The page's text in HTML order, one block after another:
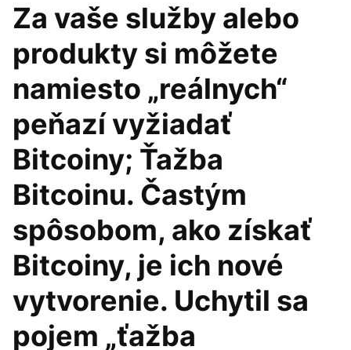
Za vaše služby alebo
produkty si môžete
namiesto „reálnych“
peňazí vyžiadať
Bitcoiny; Ťažba
Bitcoinu. Častým
spôsobom, ako získať
Bitcoiny, je ich nové
vytvorenie. Uchytil sa
pojem „ťažba